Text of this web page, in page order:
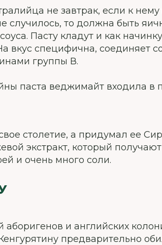
не завтрак, если к
случилось, то должна быть
Пасту кладут и как
вкус специфична, соединяет
группы В.
паста веджимайт входила в
столетие, а придумал ее
экстракт, который
и очень много соли.
и английских
предварительно